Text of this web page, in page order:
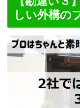
しい外構の